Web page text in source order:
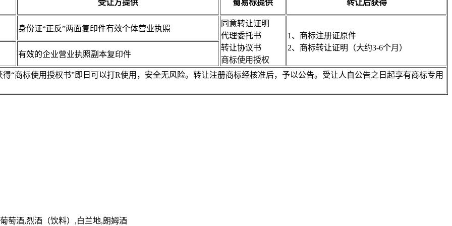
受让方提供 蜀易标提供 转让后获得
身份证“正反”两面复印件有效个体营业执照
同意转让证明
代理委托书
转让协议书
商标使用授权
1、商标注册证原件
2、商标转让证明（大约3-6个月）
有效的企业营业执照副本复印件
“商标使用授权书”即日可以打R使用，安全无风险。转让注册商标经核准后，予以公告。受让人自公告之日起享有商标专用
萄酒,烈酒（饮料）,白兰地,朗姆酒